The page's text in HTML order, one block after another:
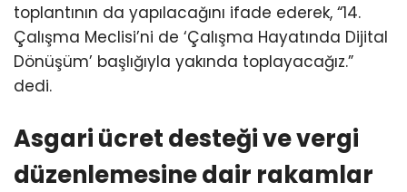
toplantının da yapılacağını ifade ederek, “14.
Çalışma Meclisi’ni de ‘Çalışma Hayatında Dijital
Dönüşüm’ başlığıyla yakında toplayacağız.”
dedi.
Asgari ücret desteği ve vergi
düzenlemesine dair rakamlar